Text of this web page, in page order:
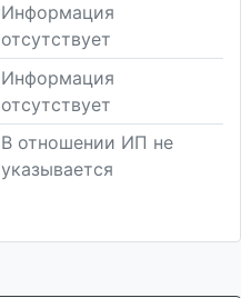
Информация
отсутствует
Информация
отсутствует
В отношении ИП не
указывается